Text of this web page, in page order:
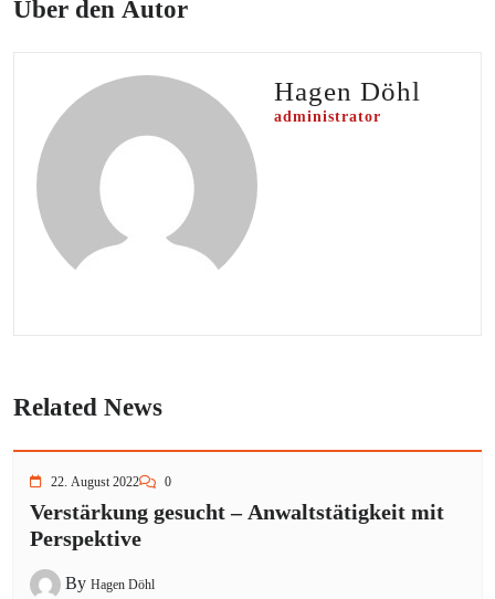
Über den Autor
Hagen Döhl
administrator
Related News
22. August 2022 0
Verstärkung gesucht – Anwaltstätigkeit mit
Perspektive
By Hagen Döhl